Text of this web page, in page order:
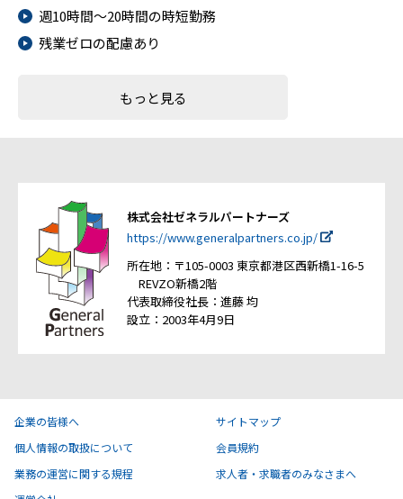
週10時間～20時間の時短勤務
残業ゼロの配慮あり
もっと見る
株式会社ゼネラルパートナーズ
https://www.generalpartners.co.jp/
所在地：〒105-0003 東京都港区西新橋1-16-5
REVZO新橋2階
代表取締役社長：進藤 均
設立：2003年4月9日
企業の皆様へ
サイトマップ
個人情報の取扱について
会員規約
業務の運営に関する規程
求人者・求職者のみなさまへ